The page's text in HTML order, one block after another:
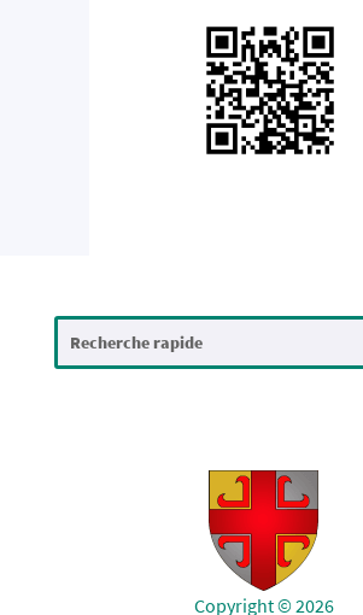
Copyright © 2026